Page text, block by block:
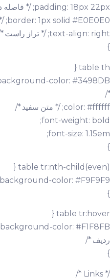
padding: 18px 22px; /* فاصله داخلی سلول‌ها */
border: 1px solid #E0E0E0; /* خطوط جداکننده سلول‌ها */
text-align: right; /* تراز راست */
}
table th {
*/
color: #ffffff; /* متن سفید */
font-weight: bold;
font-size: 1.15em;
}
table tr:nth-child(even) {
background-color: #F9F9F9; /* رنگ متناوب برای ردیف‌ها */
}
table tr:hover {
ردیف */
}
/* Links */